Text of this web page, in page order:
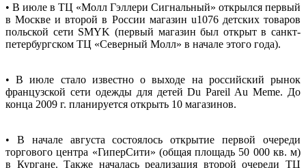
• В июле в ТЦ «Молл Гэллери Сигнальный» открылся первый
в Москве и второй в России магазин u1076 детских товаров
польской сети SMYK (первый магазин был открыт в санкт-
петербургском ТЦ «Северный Молл» в начале этого года).
• В июле стало известно о выходе на российский рынок
французской сети одежды для детей Du Pareil Au Meme. До
конца 2009 г. планируется открыть 10 магазинов.
• В начале августа состоялось открытие первой очереди
торгового центра «ГиперСити» (общая площадь 50 000 кв. м)
в Кургане. Также началась реализация второй очереди ТЦ